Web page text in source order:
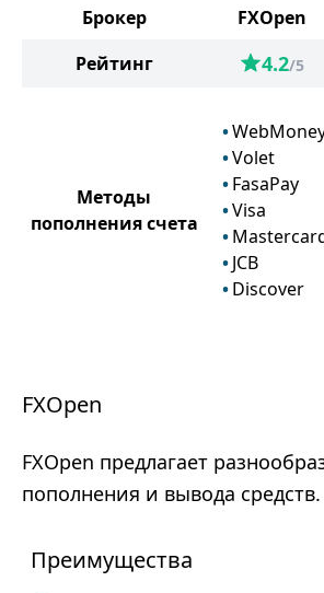
Брокер FXOpen
Рейтинг
4.2/5
Методы
пополнения счета
Volet
FasaPay
Visa
JCB
Discover
FXOpen
FXOpen предлагает
пополнения и вывода средств.
Преимущества